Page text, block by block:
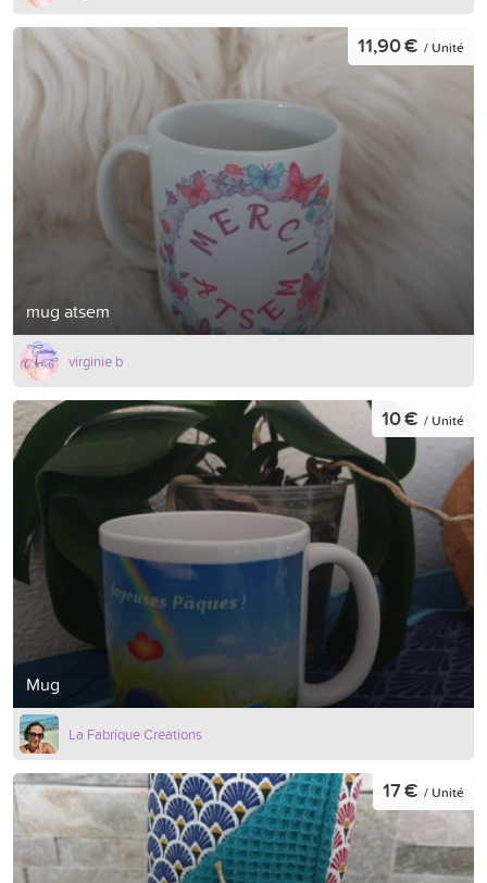
mug atsem
11,90 € / Unité
virginie b
Mug
10 € / Unité
La Fabrique Creations
17 € / Unité